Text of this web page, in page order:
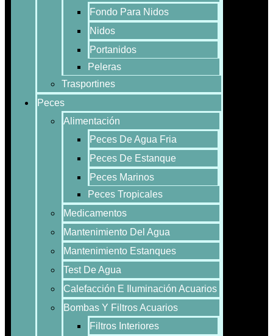
Fondo Para Nidos
Nidos
Portanidos
Peleras
Trasportines
Peces
Alimentación
Peces De Agua Fria
Peces De Estanque
Peces Marinos
Peces Tropicales
Medicamentos
Mantenimiento Del Agua
Mantenimiento Estanques
Test De Agua
Calefacción E Iluminación Acuarios
Bombas Y Filtros Acuarios
Filtros Interiores